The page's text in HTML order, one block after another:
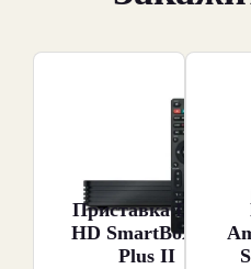
Приставка Dune
HD SmartBox 4K
Plus II